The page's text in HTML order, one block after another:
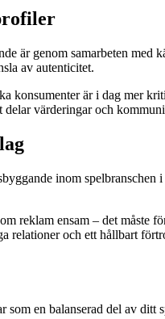
är genom samarbeten
av autenticitet.
konsumenter är i dag mer
värderingar och
inom
reklam ensam – det måste
relationer och ett hållbart
en balanserad del av ditt